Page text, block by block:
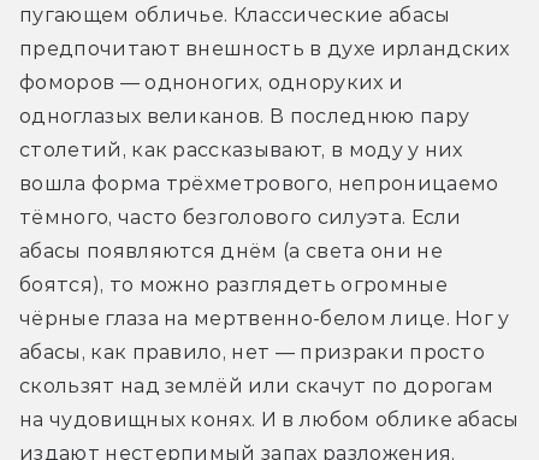
пугающем обличье. Классические абасы
предпочитают внешность в духе ирландских
фоморов — одноногих, одноруких и
одноглазых великанов. В последнюю пару
столетий, как рассказывают, в моду у них
вошла форма трёхметрового, непроницаемо
тёмного, часто безголового силуэта. Если
абасы появляются днём (а света они не
боятся), то можно разглядеть огромные
чёрные глаза на мертвенно-белом лице. Ног у
абасы, как правило, нет — призраки просто
скользят над землёй или скачут по дорогам
на чудовищных конях. И в любом облике абасы
издают нестерпимый запах разложения.